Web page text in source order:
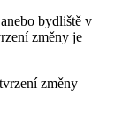
bydliště v
změny je
změny